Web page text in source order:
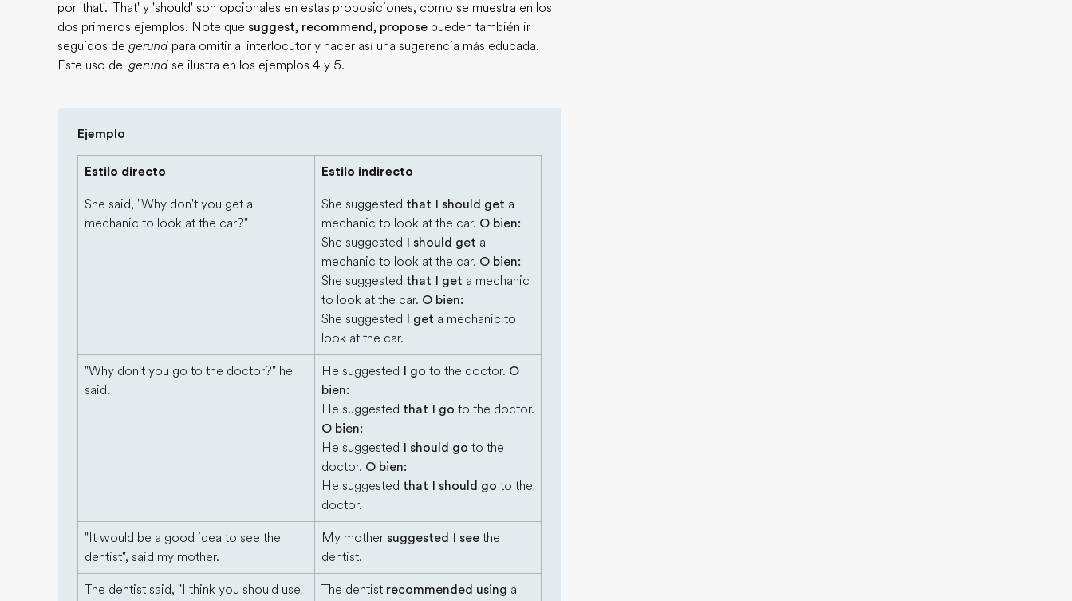
por 'that'. 'That' y 'should' son opcionales en estas proposiciones, como se muestra en los
dos primeros ejemplos. Note que suggest, recommend, propose pueden también ir
seguidos de gerund para omitir al interlocutor y hacer así una sugerencia más educada.
Este uso del gerund se ilustra en los ejemplos 4 y 5.
Ejemplo
Estilo directo Estilo indirecto
She said, "Why don't you get a
mechanic to look at the car?"
She suggested that I should get a
mechanic to look at the car. O bien:
She suggested I should get a
mechanic to look at the car. O bien:
She suggested that I get a mechanic
to look at the car. O bien:
She suggested I get a mechanic to
look at the car.
"Why don't you go to the doctor?" he
said.
He suggested I go to the doctor. O
bien:
He suggested that I go to the doctor.
O bien:
He suggested I should go to the
doctor. O bien:
He suggested that I should go to the
doctor.
"It would be a good idea to see the
dentist", said my mother.
My mother suggested I see the
dentist.
The dentist said, "I think you should use
The dentist recommended using a